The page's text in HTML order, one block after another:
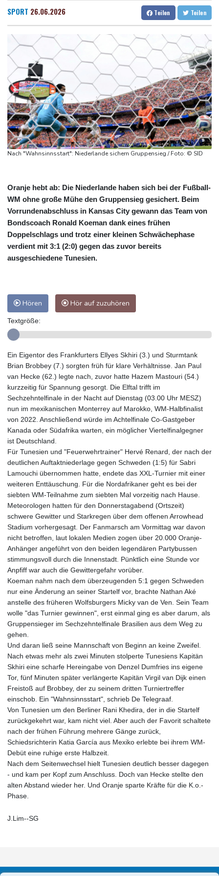
Dresden
Wien
22 °C
Salzburg
21 °C
Baden-Baden
17 °C
Rechenzentren riesiges Gaskraftwerk
Nächste Pleite im Leagues Cup für Müller und Vancouver
Nowotny sieht Klopp als mögliche Stütze im Jugendbereich
Bayer-Boss Carro: "Wir wollen Titel gewinnen"
Bericht: EU importiert wieder mehr Flüssiggas aus Russland
Militärverwaltung: Mindestens drei Tote durch russische Angriffe
in Region Kiew
SPORT 26.06.2026 Teilen Teilen
Nach "Wahnsinnsstart": Niederlande sichern Gruppensieg / Foto: © SID
Oranje hebt ab: Die Niederlande haben sich bei der Fußball-
WM ohne große Mühe den Gruppensieg gesichert. Beim
Vorrundenabschluss in Kansas City gewann das Team von
Bondscoach Ronald Koeman dank eines frühen
Doppelschlags und trotz einer kleinen Schwächephase
verdient mit 3:1 (2:0) gegen das zuvor bereits
ausgeschiedene Tunesien.
Hören Hör auf zuzuhören
Textgröße:
Ein Eigentor des Frankfurters Ellyes Skhiri (3.) und Sturmtank
Brian Brobbey (7.) sorgten früh für klare Verhältnisse. Jan Paul
van Hecke (62.) legte nach, zuvor hatte Hazem Mastouri (54.)
kurzzeitig für Spannung gesorgt. Die Elftal trifft im
Sechzehntelfinale in der Nacht auf Dienstag (03.00 Uhr MESZ)
nun im mexikanischen Monterrey auf Marokko, WM-Halbfinalist
von 2022. Anschließend würde im Achtelfinale Co-Gastgeber
Kanada oder Südafrika warten, ein möglicher Viertelfinalgegner
ist Deutschland.
Für Tunesien und "Feuerwehrtrainer" Hervé Renard, der nach der
deutlichen Auftaktniederlage gegen Schweden (1:5) für Sabri
Lamouchi übernommen hatte, endete das XXL-Turnier mit einer
weiteren Enttäuschung. Für die Nordafrikaner geht es bei der
siebten WM-Teilnahme zum siebten Mal vorzeitig nach Hause.
Meteorologen hatten für den Donnerstagabend (Ortszeit)
schwere Gewitter und Starkregen über dem offenen Arrowhead
Stadium vorhergesagt. Der Fanmarsch am Vormittag war davon
nicht betroffen, laut lokalen Medien zogen über 20.000 Oranje-
Anhänger angeführt von den beiden legendären Partybussen
stimmungsvoll durch die Innenstadt. Pünktlich eine Stunde vor
Anpfiff war auch die Gewittergefahr vorüber.
Koeman nahm nach dem überzeugenden 5:1 gegen Schweden
nur eine Änderung an seiner Startelf vor, brachte Nathan Aké
anstelle des früheren Wolfsburgers Micky van de Ven. Sein Team
wolle "das Turnier gewinnen", erst einmal ging es aber darum, als
Gruppensieger im Sechzehntelfinale Brasilien aus dem Weg zu
gehen.
Und daran ließ seine Mannschaft von Beginn an keine Zweifel.
Nach etwas mehr als zwei Minuten stolperte Tunesiens Kapitän
Skhiri eine scharfe Hereingabe von Denzel Dumfries ins eigene
Tor, fünf Minuten später verlängerte Kapitän Virgil van Dijk einen
Freistoß auf Brobbey, der zu seinem dritten Turniertreffer
einschob. Ein "Wahnsinnsstart", schrieb De Telegraaf.
Von Tunesien um den Berliner Rani Khedira, der in die Startelf
zurückgekehrt war, kam nicht viel. Aber auch der Favorit schaltete
nach der frühen Führung mehrere Gänge zurück,
Schiedsrichterin Katia García aus Mexiko erlebte bei ihrem WM-
Debüt eine ruhige erste Halbzeit.
Nach dem Seitenwechsel hielt Tunesien deutlich besser dagegen
- und kam per Kopf zum Anschluss. Doch van Hecke stellte den
alten Abstand wieder her. Und Oranje sparte Kräfte für die K.o.-
Phase.
J.Lim--SG